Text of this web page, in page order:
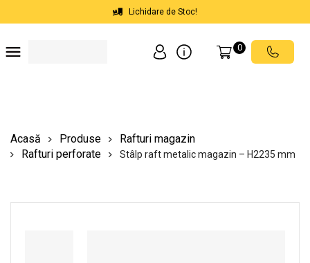
Lichidare de Stoc!
0
Acasă Produse
Rafturi magazin
Rafturi perforate
Stâlp raft metalic magazin – H2235 mm